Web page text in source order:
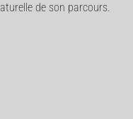
de son parcours.